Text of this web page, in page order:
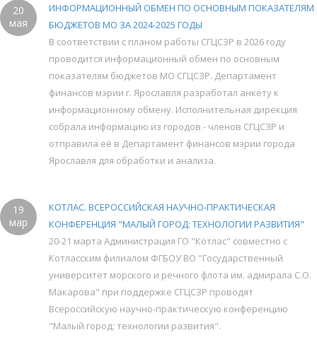
20
мая
ИНФОРМАЦИОННЫЙ ОБМЕН ПО ОСНОВНЫМ ПОКАЗАТЕЛЯМ
БЮДЖЕТОВ МО ЗА 2024-2025 ГОДЫ
В соответствии с планом работы СГЦСЗР в 2026 году
проводится информационный обмен по основным
показателям бюджетов МО СГЦСЗР. Департамент
финансов мэрии г. Ярославля разработал анкету к
информационному обмену. Исполнительная дирекция
собрала информацию из городов - членов СГЦСЗР и
отправила её в Департамент финансов мэрии города
Ярославля для обработки и анализа.
19
мар
КОТЛАС. ВСЕРОССИЙСКАЯ НАУЧНО-ПРАКТИЧЕСКАЯ
КОНФЕРЕНЦИЯ "МАЛЫЙ ГОРОД: ТЕХНОЛОГИИ РАЗВИТИЯ"
20-21 марта Администрация ГО "Котлас" совместно с
Котласским филиалом ФГБОУ ВО "Государственный
университет морского и речного флота им. адмирала С.О.
Макарова" при поддержке СГЦСЗР проводят
Всероссийскую научно-практическую конференцию
"Малый город: технологии развития".